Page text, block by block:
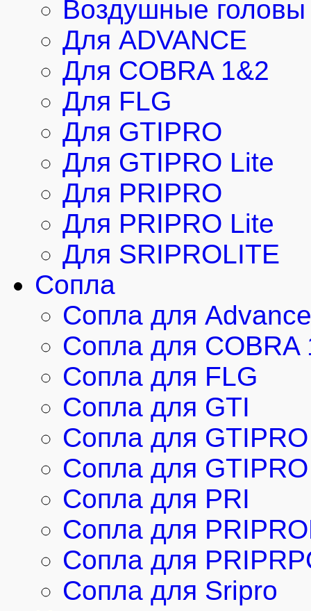
Воздушные
Для ADVANCE
Для COBRA 1&2
Для FLG
Для GTIPRO
Для GTIPRO Lite
Для PRIPRO
Для PRIPRO Lite
Для SRIPROLITE
Сопла
Сопла для Advance
Сопла для COBRA
Сопла для FLG
Сопла для GTI
Сопла для GTIPRO
Сопла для
Сопла для PRI
Сопла для
Сопла для
Сопла для Sripro